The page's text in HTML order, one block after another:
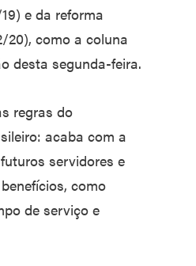
e da reforma
como a coluna
desta segunda-feira.
regras do
acaba com a
servidores e
como
de serviço e